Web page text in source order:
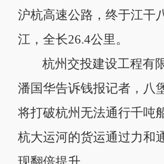
沪杭高速公路，终于江干
江，全长26.4公里。
杭州交投建设工程有
潘国华告诉钱报记者，八
将打破杭州无法通行千吨
杭大运河的货运通过力和